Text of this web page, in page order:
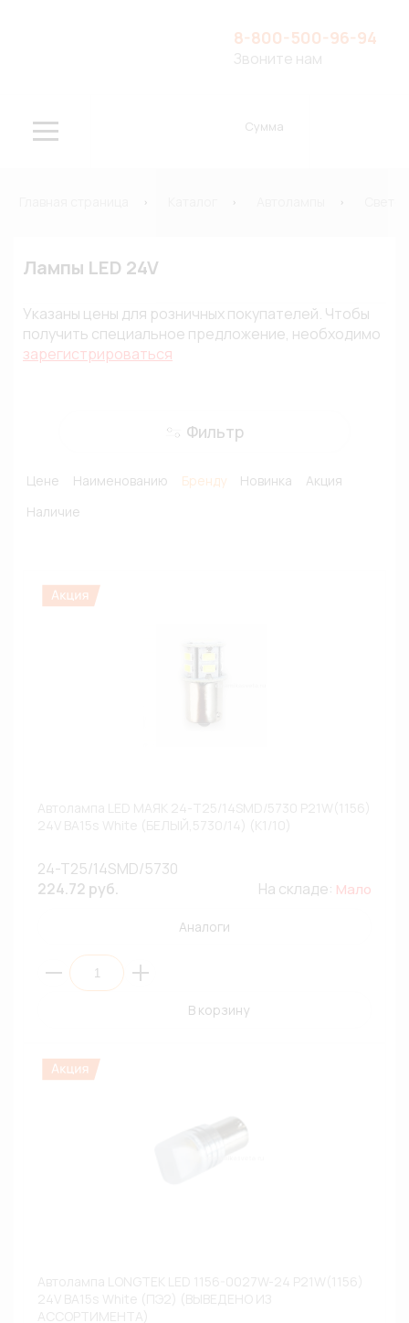
8-800-500-96-94
Звоните нам
Сумма
Лампы LED 24V
Указаны цены для розничных покупателей. Чтобы
получить специальное предложение, необходимо
зарегистрироваться
Фильтр
Цене Наименованию Бренду Новинка
Акция
Наличие
24-T25/14SMD/5730
224.72 руб.
На складе: Мало
Аналоги
В корзину